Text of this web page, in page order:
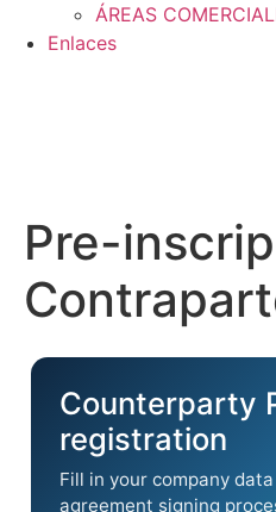
ÁREAS
Enlaces
Pre-
Counterparty
registration
Fill in your company
agreement signing